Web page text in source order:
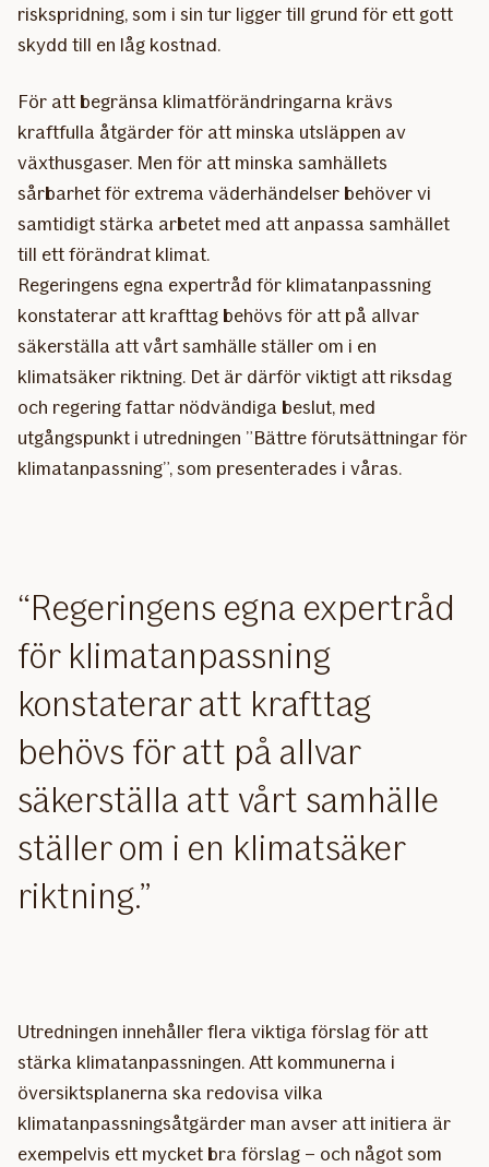
riskspridning, som i sin tur ligger till grund för ett gott
skydd till en låg kostnad.
För att begränsa klimatförändringarna krävs
kraftfulla åtgärder för att minska utsläppen av
växthusgaser. Men för att minska samhällets
sårbarhet för extrema väderhändelser behöver vi
samtidigt stärka arbetet med att anpassa samhället
till ett förändrat klimat.
Regeringens egna expertråd för klimatanpassning
konstaterar att krafttag behövs för att på allvar
säkerställa att vårt samhälle ställer om i en
klimatsäker riktning. Det är därför viktigt att riksdag
och regering fattar nödvändiga beslut, med
utgångspunkt i utredningen ”Bättre förutsättningar för
klimatanpassning”, som presenterades i våras.
Regeringens egna expertråd
för klimatanpassning
konstaterar att krafttag
behövs för att på allvar
säkerställa att vårt samhälle
ställer om i en klimatsäker
riktning.
Utredningen innehåller flera viktiga förslag för att
stärka klimatanpassningen. Att kommunerna i
översiktsplanerna ska redovisa vilka
klimatanpassningsåtgärder man avser att initiera är
exempelvis ett mycket bra förslag – och något som